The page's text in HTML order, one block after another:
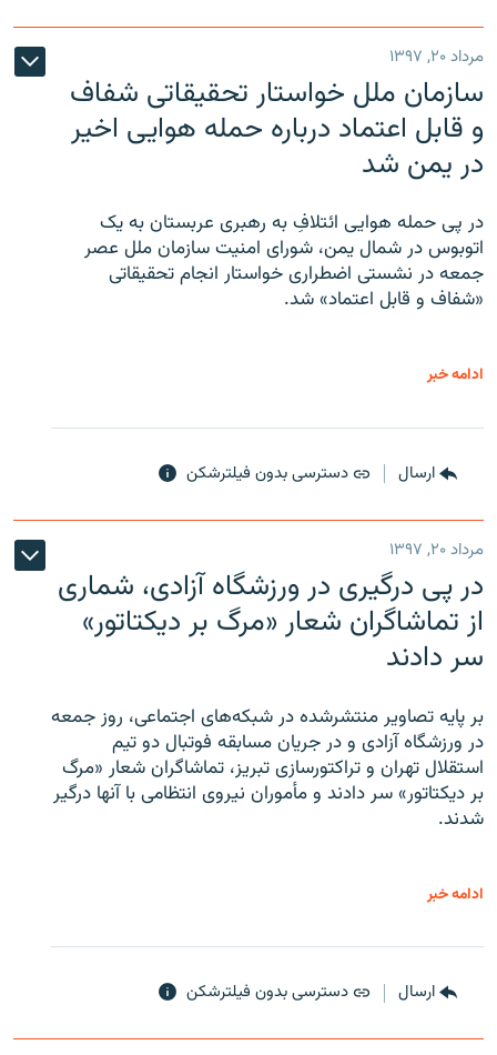
مرداد ۲۰, ۱۳۹۷
سازمان ملل خواستار تحقیقاتی شفاف
و قابل اعتماد درباره حمله هوایی اخیر
در یمن شد
در پی حمله هوایی ائتلافِ به رهبری عربستان به یک
اتوبوس در شمال یمن، شورای امنیت سازمان ملل عصر
جمعه در نشستی اضطراری خواستار انجام تحقیقاتی
«شفاف و قابل اعتماد» شد.
ادامه خبر
ارسال دسترسی بدون فیلترشکن
مرداد ۲۰, ۱۳۹۷
در پی درگیری در ورزشگاه آزادی، شماری
از تماشاگران شعار «مرگ بر دیکتاتور»
سر دادند
بر پایه تصاویر منتشرشده در شبکه‌های اجتماعی، روز جمعه
در ورزشگاه آزادی و در جریان مسابقه فوتبال دو تیم
استقلال تهران و تراکتورسازی تبریز، تماشاگران شعار «مرگ
بر دیکتاتور» سر دادند و مأموران نیروی انتظامی با آنها درگیر
شدند.
ادامه خبر
ارسال دسترسی بدون فیلترشکن